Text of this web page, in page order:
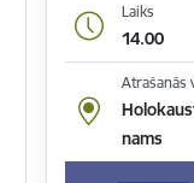
Laiks
14.00
Atrašanās
nams